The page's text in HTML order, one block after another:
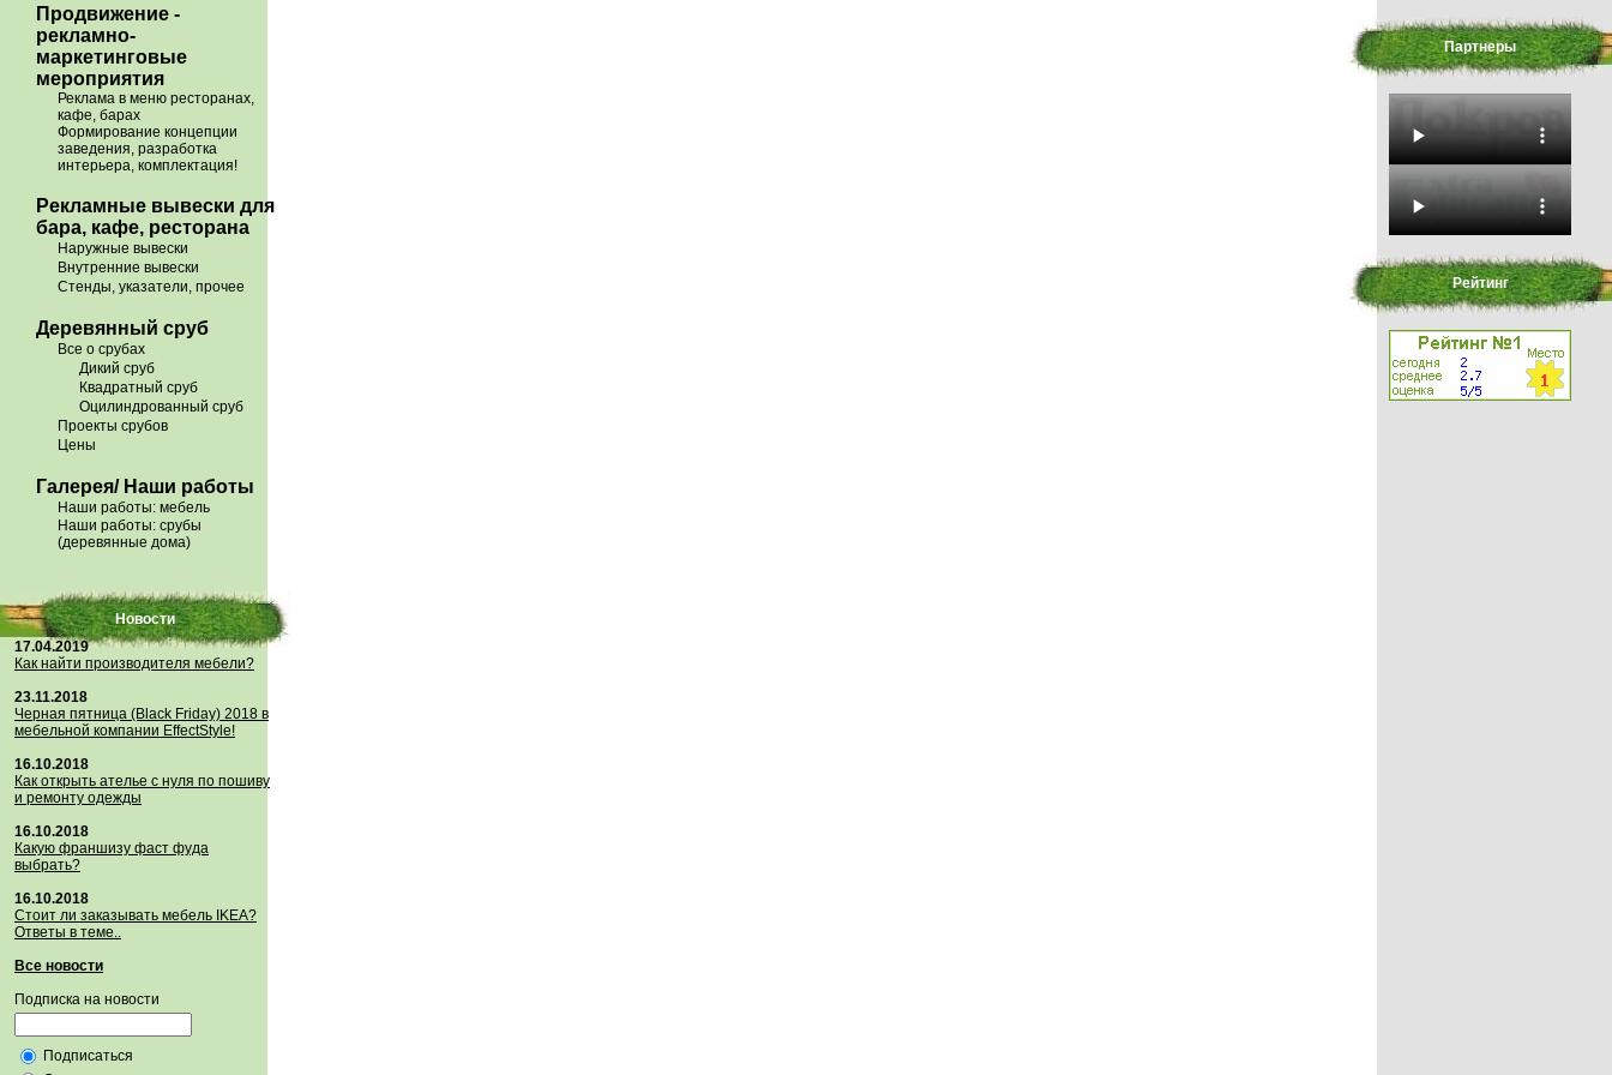
Продвижение -
рекламно-
маркетинговые
мероприятия
Реклама в меню ресторанах,
кафе, барах
Формирование концепции
заведения, разработка
интерьера, комплектация!
Рекламные вывески для
бара, кафе, ресторана
Наружные вывески
Внутренние вывески
Стенды, указатели, прочее
Деревянный сруб
Все о срубах
Дикий сруб
Квадратный сруб
Оцилиндрованный сруб
Проекты срубов
Цены
Галерея/ Наши работы
Наши работы: мебель
Наши работы: срубы
(деревянные дома)
Новости
17.04.2019
Как найти производителя мебели?
23.11.2018
Черная пятница (Black Friday) 2018 в
мебельной компании EffectStyle!
16.10.2018
Как открыть ателье с нуля по пошиву
и ремонту одежды
16.10.2018
Какую франшизу фаст фуда
выбрать?
16.10.2018
Стoит ли заказывать мебель IKEA?
Ответы в теме..
Все новости
Подписка на новости
Подписаться
Партнеры
Рейтинг